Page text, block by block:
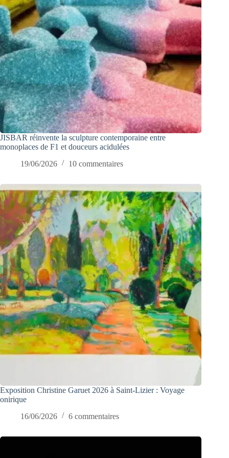
JISBAR réinvente la sculpture contemporaine entre
monoplaces de F1 et douceurs acidulées
19/06/2026
10 commentaires
Exposition Christine Garuet 2026 à Saint-Lizier : Voyage
onirique
16/06/2026
6 commentaires